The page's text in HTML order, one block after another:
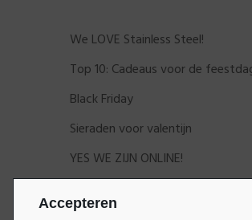
Accepteren
We LOVE Stainless Steel!
Top 10: Cadeaus voor de
Black Friday
Sieraden voor valentijn
YES WE ZIJN ONLINE!